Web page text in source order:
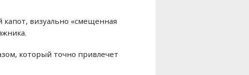
визуально «смещенная
который точно привлечет